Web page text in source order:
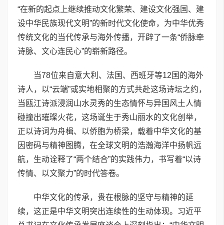
“在新的起点上继续推动文化繁荣、建设文化强国、建
设中华民族现代文明”的新时代文化使命，为中华优秀
传统文化的当代传承与海外传播，开辟了一条“侨脉牵
诗脉、文心连民心”的崭新路径。
当78位来自意大利、法国、西班牙等12国的海外
诗人，以“云端”或实地相聚的方式共赴这场诗坛之约，
当瓯江诗派浸润山水灵秀的生态情怀与异国风土人情
碰撞出璀璨火花，这场诞生于秀山丽水的文化创举，
正以诗词为舟楫、以侨胞为桥梁，载着中华文化的基
因密码与精神图腾，在全球文明的浩瀚海洋中扬帆远
航，生动诠释了“两个结合”的实践伟力，书写着“以诗
传情、以文聚力”的时代答卷。
中华文化的传承，贵在根脉的坚守与精神的延
续，这正是中华文明突出连续性的生动体现。习近平